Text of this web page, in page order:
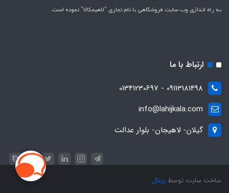
به راه اندازی وب سایت فروشگاهی با نام تجاری "لاهیج­کالا" نموده است.
ارتباط با ما
09113181498 - 01341230697
info@lahijkala.com
گیلان- لاهیجان- بلوار عدالت
ساخت سایت توسطپرتال